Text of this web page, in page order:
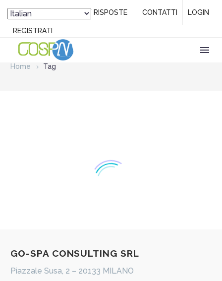
DOMANDE / RISPOSTE CONTATTI LOGIN
REGISTRATI
Home Tag
​GO-​​SPA CONSULTING SRL
Piazzale Susa, 2 – 20133 MILANO